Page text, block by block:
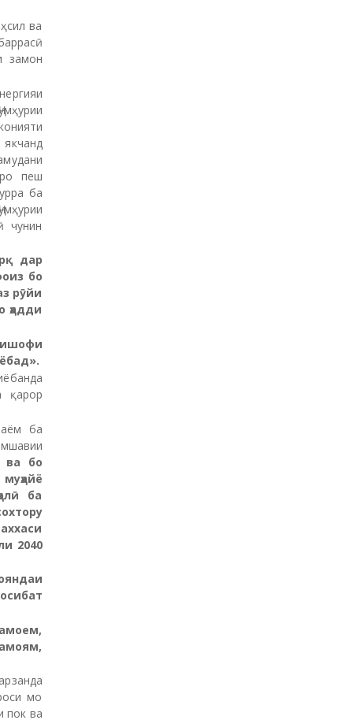
ва
замон
пеш
ба
чунин
дар
бо
рӯйи
ҳадди
».
қарор
ба
ва бо
ба
2040
мо
пок ва